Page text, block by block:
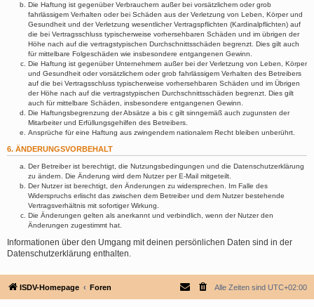
Die Haftung ist gegenüber Verbrauchern außer bei vorsätzlichem oder grob
fahrlässigem Verhalten oder bei Schäden aus der Verletzung von Leben, Körper und
Gesundheit und der Verletzung wesentlicher Vertragspflichten (Kardinalpflichten) auf
die bei Vertragsschluss typischerweise vorhersehbaren Schäden und im übrigen der
Höhe nach auf die vertragstypischen Durchschnittsschäden begrenzt. Dies gilt auch
für mittelbare Folgeschäden wie insbesondere entgangenen Gewinn.
Die Haftung ist gegenüber Unternehmern außer bei der Verletzung von Leben, Körper
und Gesundheit oder vorsätzlichem oder grob fahrlässigem Verhalten des Betreibers
auf die bei Vertragsschluss typischerweise vorhersehbaren Schäden und im Übrigen
der Höhe nach auf die vertragstypischen Durchschnittsschäden begrenzt. Dies gilt
auch für mittelbare Schäden, insbesondere entgangenen Gewinn.
Die Haftungsbegrenzung der Absätze a bis c gilt sinngemäß auch zugunsten der
Mitarbeiter und Erfüllungsgehilfen des Betreibers.
Ansprüche für eine Haftung aus zwingendem nationalem Recht bleiben unberührt.
6. ÄNDERUNGSVORBEHALT
Der Betreiber ist berechtigt, die Nutzungsbedingungen und die Datenschutzerklärung
zu ändern. Die Änderung wird dem Nutzer per E-Mail mitgeteilt.
Der Nutzer ist berechtigt, den Änderungen zu widersprechen. Im Falle des
Widerspruchs erlischt das zwischen dem Betreiber und dem Nutzer bestehende
Vertragsverhältnis mit sofortiger Wirkung.
Die Änderungen gelten als anerkannt und verbindlich, wenn der Nutzer den
Änderungen zugestimmt hat.
Informationen über den Umgang mit deinen persönlichen Daten sind in der
Datenschutzerklärung enthalten.
ISDV-Homepage Foren Alle Zeiten sind UTC+02:00